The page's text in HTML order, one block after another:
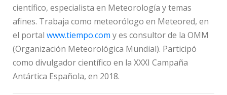
científico, especialista en Meteorología y temas
afines. Trabaja como meteorólogo en Meteored, en
el portal www.tiempo.com y es consultor de la OMM
(Organización Meteorológica Mundial). Participó
como divulgador científico en la XXXI Campaña
Antártica Española, en 2018.